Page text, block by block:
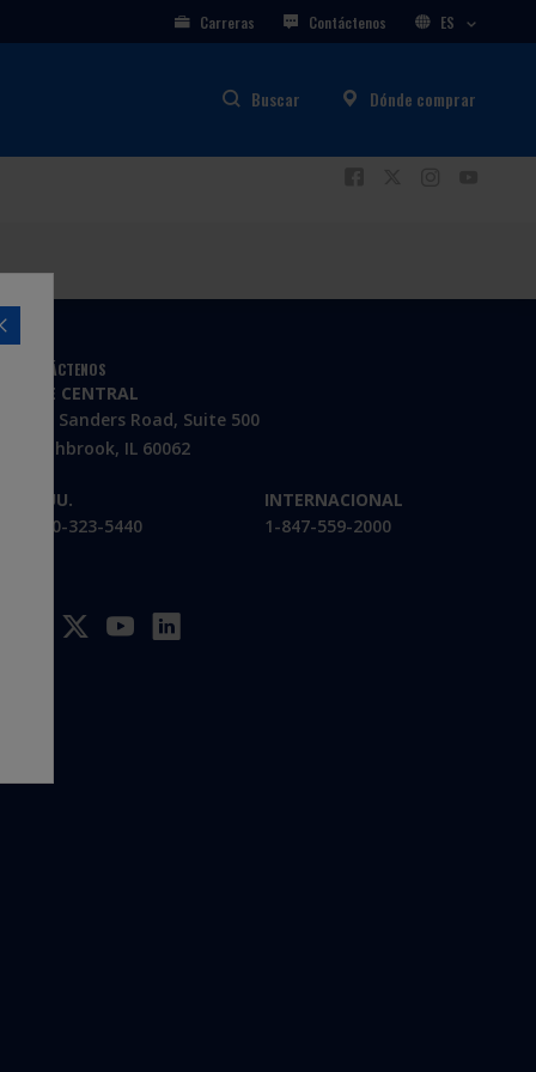
Carreras Contáctenos ES
Buscar Dónde comprar
CONTÁCTENOS
SEDE CENTRAL
3100 Sanders Road, Suite 500
Northbrook, IL 60062
EE. UU.
1-800-323-5440
INTERNACIONAL
1-847-559-2000